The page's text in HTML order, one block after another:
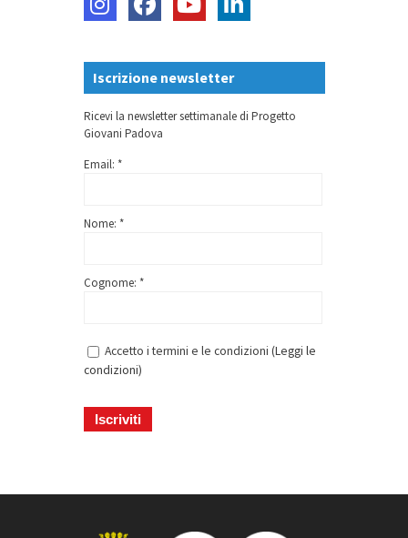
Iscrizione newsletter
Ricevi la newsletter settimanale di Progetto
Giovani Padova
Email: *
Nome: *
Cognome: *
Accetto i termini e le condizioni (Leggi le
condizioni)